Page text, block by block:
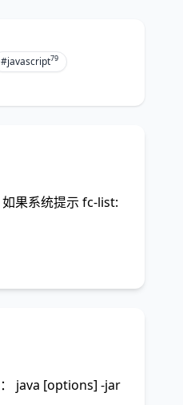
#javascript79
果系统提示 fc-list:
java [options] -jar